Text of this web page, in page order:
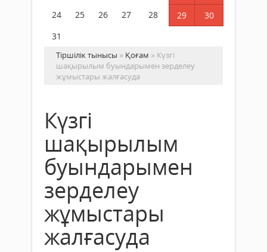
24
25 26 27 28 29
30
31
Тіршілік тынысы » Қоғам » Күзгі
шақырылым буындарымен зерделеу
жұмыстары жалғасуда
Күзгі
шақырылым
буындарымен
зерделеу
жұмыстары
жалғасуда